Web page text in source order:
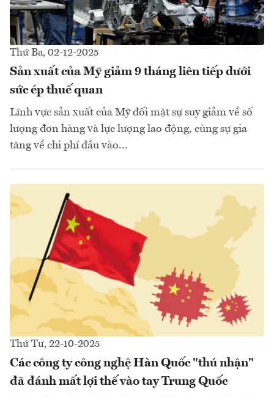
Thứ Ba, 02-12-2025
Sản xuất của Mỹ giảm 9 tháng liên tiếp dưới
sức ép thuế quan
Lĩnh vực sản xuất của Mỹ đối mặt sự suy giảm về số
lượng đơn hàng và lực lượng lao động, cùng sự gia
tăng về chi phí đầu vào...
Thứ Tư, 22-10-2025
Các công ty công nghệ Hàn Quốc "thú nhận"
đã đánh mất lợi thế vào tay Trung Quốc